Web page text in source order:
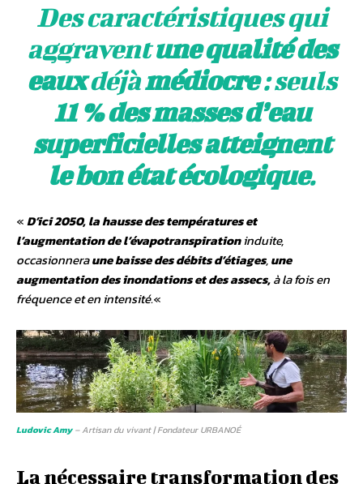
Des caractéristiques qui
aggraventune qualité des
eauxdéjàmédiocre: seuls
11 % des masses d’eau
superficielles atteignent
le bon état écologique.
«D’ici 2050, la hausse des températures et
l’augmentation de l’évapotranspirationinduite,
occasionneraune baisse des débits d’étiages,une
augmentation des inondations et des assecs,à la fois en
fréquence et en intensité.«
Ludovic Amy– Artisan du vivant | Fondateur URBANOÉ
La nécessaire transformation des